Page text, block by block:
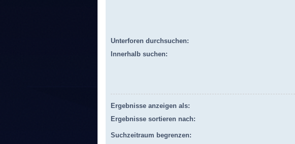
Unterforen durchsuchen:
Innerhalb suchen:
Ergebnisse anzeigen als:
Ergebnisse sortieren nach:
Suchzeitraum begrenzen: